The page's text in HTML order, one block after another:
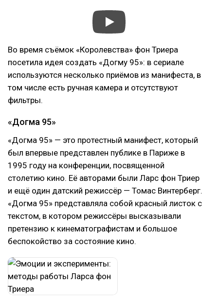
Во время съёмок «Королевства» фон Триера
посетила идея создать «Догму 95»: в сериале
используются несколько приёмов из манифеста, в
том числе есть ручная камера и отсутствуют
фильтры.
«Догма 95»
«Догма 95» — это протестный манифест, который
был впервые представлен публике в Париже в
1995 году на конференции, посвященной
столетию кино. Её авторами были Ларс фон Триер
и ещё один датский режиссёр — Томас Винтерберг.
«Догма 95» представляла собой красный листок с
текстом, в котором режиссёры высказывали
претензию к кинематографистам и большое
беспокойство за состояние кино.